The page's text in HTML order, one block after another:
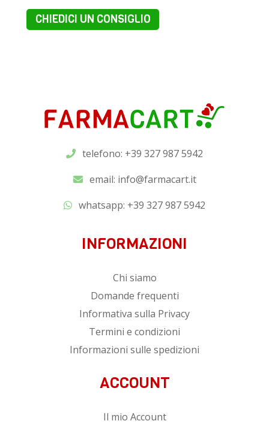
CHIEDICI UN CONSIGLIO
telefono: +39 327 987 5942
email: info@farmacart.it
whatsapp: +39 327 987 5942
INFORMAZIONI
Chi siamo
Domande frequenti
Informativa sulla Privacy
Termini e condizioni
Informazioni sulle spedizioni
ACCOUNT
Il mio Account